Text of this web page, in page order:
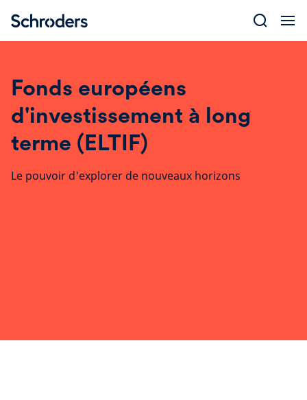
content
Fonds européens
d'investissement à long
terme (ELTIF)
Le pouvoir d'explorer de nouveaux horizons